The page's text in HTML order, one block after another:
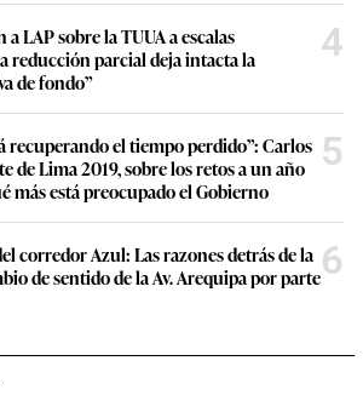
LAP sobre la TUUA a escalas
reducción parcial deja intacta la
de fondo”
4
recuperando el tiempo perdido”: Carlos
de Lima 2019, sobre los retos a un año
más está preocupado el Gobierno
5
corredor Azul: Las razones detrás de la
de sentido de la Av. Arequipa por parte6